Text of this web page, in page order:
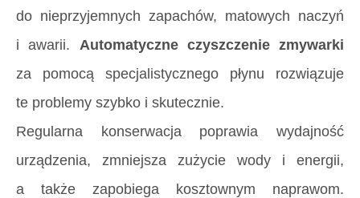
do nieprzyjemnych zapachów, matowych naczyń
i awarii. Automatyczne czyszczenie zmywarki
za pomocą specjalistycznego płynu rozwiązuje
te problemy szybko i skutecznie.
Regularna konserwacja poprawia wydajność
urządzenia, zmniejsza zużycie wody i energii,
a także zapobiega kosztownym naprawom.